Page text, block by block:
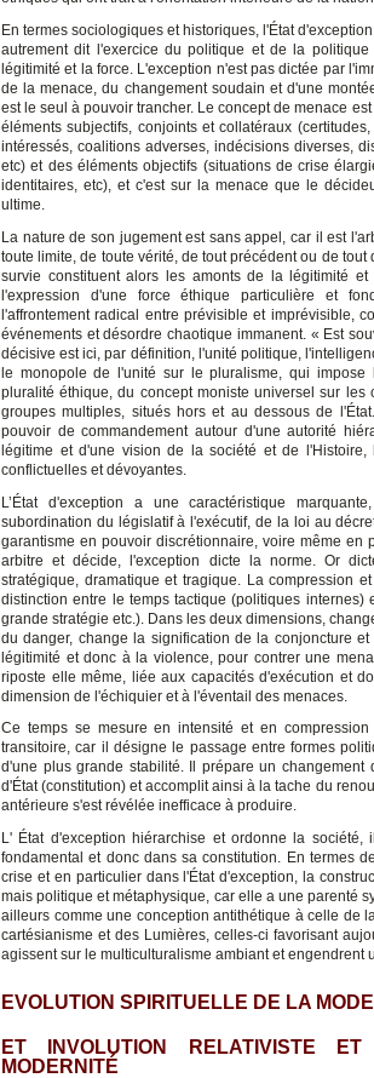
En termes sociologiques et historiques, l'État
autrement dit l'exercice du politique et de la
légitimité et la force. L'exception n'est pas dictée par
de la menace, du changement soudain et d'une
est le seul à pouvoir trancher. Le concept de menace
éléments subjectifs, conjoints et collatéraux
intéressés, coalitions adverses, indécisions diverses,
etc) et des éléments objectifs (situations de crise
identitaires, etc), et c'est sur la menace que le
ultime.
La nature de son jugement est sans appel, car il est
toute limite, de toute vérité, de tout précédent ou de
survie constituent alors les amonts de la légitimité
l'expression d'une force éthique particulière et
l'affrontement radical entre prévisible et imprévisible,
événements et désordre chaotique immanent. « Est
décisive est ici, par définition, l'unité politique,
le monopole de l'unité sur le pluralisme, qui
pluralité éthique, du concept moniste universel sur
groupes multiples, situés hors et au dessous de
pouvoir de commandement autour d'une autorité
légitime et d'une vision de la société et de l'Histoire,
conflictuelles et dévoyantes.
L’État d'exception a une caractéristique
subordination du législatif à l'exécutif, de la loi au
garantisme en pouvoir discrétionnaire, voire même
arbitre et décide, l'exception dicte la norme. Or
stratégique, dramatique et tragique. La compression
distinction entre le temps tactique (politiques internes)
grande stratégie etc.). Dans les deux dimensions,
du danger, change la signification de la conjoncture
légitimité et donc à la violence, pour contrer une
riposte elle même, liée aux capacités d'exécution et
dimension de l'échiquier et à l'éventail des menaces.
Ce temps se mesure en intensité et en
transitoire, car il désigne le passage entre formes
d'une plus grande stabilité. Il prépare un
d'État (constitution) et accomplit ainsi à la tache du
antérieure s'est révélée inefficace à produire.
L' État d'exception hiérarchise et ordonne la
fondamental et donc dans sa constitution. En termes
crise et en particulier dans l'État d'exception, la
mais politique et métaphysique, car elle a une parenté
ailleurs comme une conception antithétique à celle de
cartésianisme et des Lumières, celles-ci favorisant
agissent sur le multiculturalisme ambiant et engendrent
EVOLUTION SPIRITUELLE DE LA
ET INVOLUTION RELATIVISTE
MODERNITÉ